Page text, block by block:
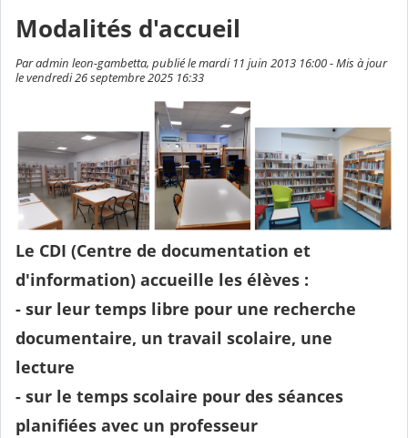
Modalités d'accueil
Par admin leon-gambetta, publié le mardi 11 juin 2013 16:00 - Mis à jour
le vendredi 26 septembre 2025 16:33
Le CDI (Centre de documentation et
d'information) accueille les élèves :
- sur leur temps libre pour une recherche
documentaire, un travail scolaire, une
lecture
- sur le temps scolaire pour des séances
planifiées avec un professeur